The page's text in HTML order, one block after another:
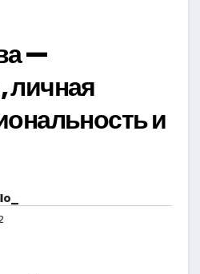
—
личная
и